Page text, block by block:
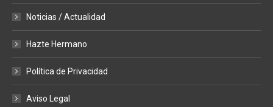
Noticias / Actualidad
Hazte Hermano
Política de Privacidad
Aviso Legal